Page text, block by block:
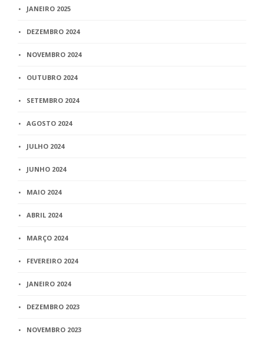
JANEIRO 2025
DEZEMBRO 2024
NOVEMBRO 2024
OUTUBRO 2024
SETEMBRO 2024
AGOSTO 2024
JULHO 2024
JUNHO 2024
MAIO 2024
ABRIL 2024
MARÇO 2024
FEVEREIRO 2024
JANEIRO 2024
DEZEMBRO 2023
NOVEMBRO 2023